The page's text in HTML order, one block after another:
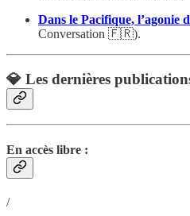
Dans le Pacifique, l’agonie
Conversation 🇫🇷).
💎 Les dernières
En accès libre :
/